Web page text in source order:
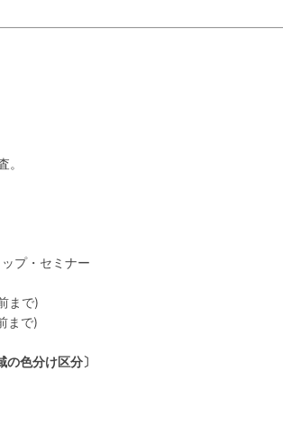
プ・セミナー
まで)
まで)
色分け区分〕